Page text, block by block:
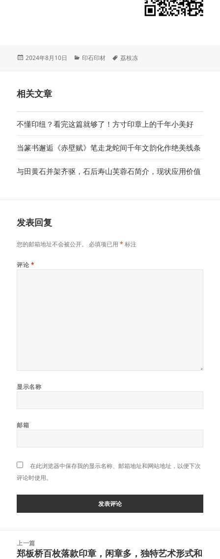
发
2024年8月10日
分
印石印材
标
荔枝冻
相关文章
不懂印纽？看完这篇就够了！方寸印章上的千年小美好
当篆书邂逅《赤壁赋》笔走龙蛇间千年文韵化作绝美线条
与田黄石并架齐驱，石后寿山芙蓉石简介，现状应用价值
发表回复
您的邮箱地址不会被公开。 必填项已用* 标注
评论 *
显示名称
邮箱
在此浏览器中保存我的显示名称、邮箱地址和网站地址，以便下次
评论时使用。
上一篇
上
郑板桥百枚落款印章，闲章多，独特艺术形式和